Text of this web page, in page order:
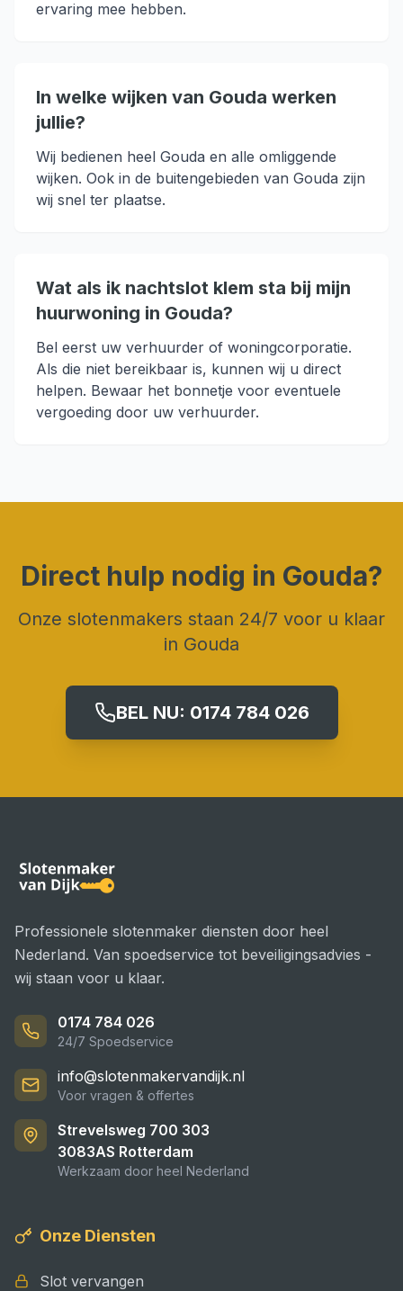
ervaring mee hebben.
In welke wijken van Gouda werken
jullie?
Wij bedienen heel Gouda en alle omliggende
wijken. Ook in de buitengebieden van Gouda zijn
wij snel ter plaatse.
Wat als ik nachtslot klem sta bij mijn
huurwoning in Gouda?
Bel eerst uw verhuurder of woningcorporatie.
Als die niet bereikbaar is, kunnen wij u direct
helpen. Bewaar het bonnetje voor eventuele
vergoeding door uw verhuurder.
Direct hulp nodig in Gouda?
Onze slotenmakers staan 24/7 voor u klaar
in Gouda
BEL NU: 0174 784 026
Professionele slotenmaker diensten door heel
Nederland. Van spoedservice tot beveiligingsadvies -
wij staan voor u klaar.
0174 784 026
24/7 Spoedservice
info@slotenmakervandijk.nl
Voor vragen & offertes
Strevelsweg 700 303
3083AS Rotterdam
Werkzaam door heel Nederland
Onze Diensten
Slot vervangen